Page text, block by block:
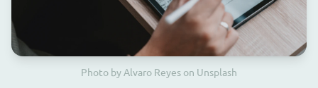
Photo by Alvaro Reyes on Unsplash